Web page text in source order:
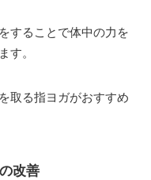
することで体中の力を
す。
取る指ヨガがおすすめ
改善